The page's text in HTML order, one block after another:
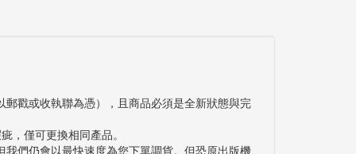
戳或收執聯為憑），且商品必須是全新狀態與完
，僅可更換相同產品。
們仍會以最快速度為您下單調貨。但恐原出版機